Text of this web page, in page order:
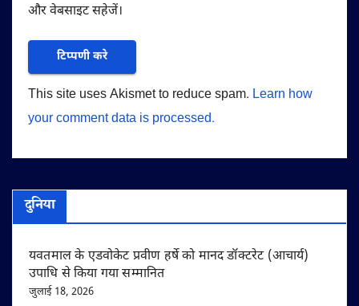
और वेबसाइट सहेजें।
This site uses Akismet to reduce spam. Learn how
your comment data is processed.
दुनिया
यवतमाल के एडवोकेट प्रवीण हर्षे को मानद डॉक्टरेट (आचार्य)
उपाधि से किया गया सम्मानित
जुलाई 18, 2026